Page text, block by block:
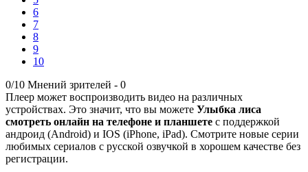
6
7
8
9
10
0/10 Мнений зрителей - 0
Плеер может воспроизводить видео на различных
устройствах. Это значит, что вы можете Улыбка лиса
смотреть онлайн на телефоне и планшете с поддержкой
андроид (Android) и IOS (iPhone, iPad). Смотрите новые серии
любимых сериалов с русской озвучкой в хорошем качестве без
регистрации.